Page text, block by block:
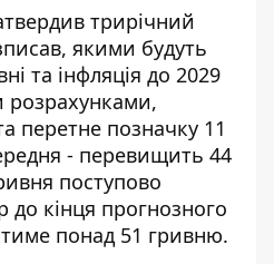
трирічний
якими будуть
та інфляція до 2029
розрахунками,
перетне позначку 11
- перевищить 44
поступово
кінця прогнозного
понад 51 гривню.